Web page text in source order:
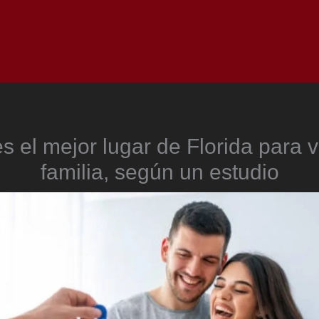
el mejor lugar de Florida para
familia, según un estudio